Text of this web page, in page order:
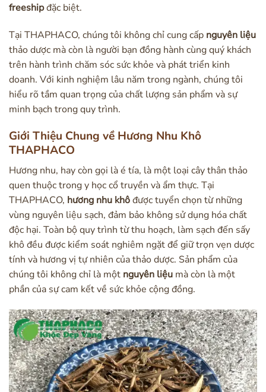
freeshipđặc biệt.
Tại THAPHACO, chúng tôi không chỉ cung cấp nguyên liệu
thảo dược mà còn là người bạn đồng hành cùng quý khách
trên hành trình chăm sóc sức khỏe và phát triển kinh
doanh. Với kinh nghiệm lâu năm trong ngành, chúng tôi
hiểu rõ tầm quan trọng của chất lượng sản phẩm và sự
minh bạch trong quy trình.
Giới Thiệu Chung về Hương Nhu Khô
THAPHACO
Hương nhu, hay còn gọi là é tía, là một loại cây thân thảo
quen thuộc trong y học cổ truyền và ẩm thực. Tại
THAPHACO, hương nhu khôđược tuyển chọn từ những
vùng nguyên liệu sạch, đảm bảo không sử dụng hóa chất
độc hại. Toàn bộ quy trình từ thu hoạch, làm sạch đến sấy
khô đều được kiểm soát nghiêm ngặt để giữ trọn vẹn dược
tính và hương vị tự nhiên của thảo dược. Sản phẩm của
chúng tôi không chỉ là một nguyên liệu mà còn là một
phần của sự cam kết về sức khỏe cộng đồng.